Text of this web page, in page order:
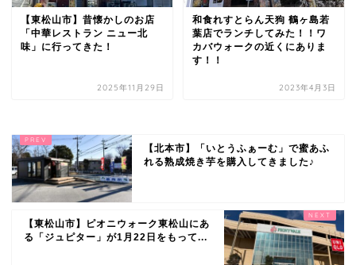
【東松山市】昔懐かしのお店
「中華レストラン ニュー北
味」に行ってきた！
2025年11月29日
和食れすとらん天狗 鶴ヶ島若
葉店でランチしてみた！！ワ
カバウォークの近くにありま
す！！
2023年4月3日
【北本市】「いとうふぁーむ」で蜜あふ
れる熟成焼き芋を購入してきました♪
【東松山市】ピオニウォーク東松山にあ
る「ジュピター」が1月22日をもって...